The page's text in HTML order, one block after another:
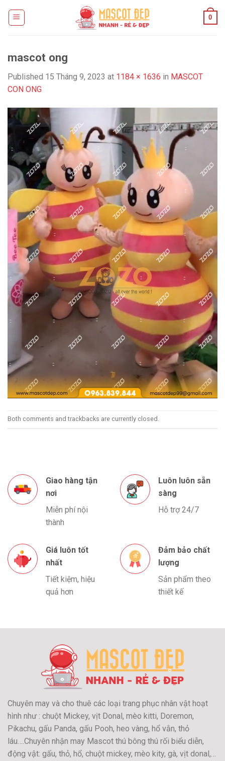
0
mascot ong
Published 15 Tháng 9, 2023 at 1184 × 1636 in MASCOT
CON ONG
Both comments and trackbacks are currently closed.
Giao hàng tận
nơi
Miễn phí nội
thành
Luôn luôn sẵn
sàng
Hỗ trợ 24/7
Giá luôn tốt
nhất
Tiết kiệm, hiệu
quả hơn
Đảm bảo chất
lượng
Sản phẩm theo
thiết kế
Chuyên may và cho thuê các loại trang phục nhân vật hoạt
hình như : chuột Mickey, vịt Donal, mèo kitti, Doremon,
Pikachu, gấu Panda, gấu Pooh, heo vàng, hổ vằn, thỏ
láu….Chuyên nhận may Mascot thú bông thú rối biểu diễn,
động vật: gấu, thỏ, hổ, chuột mickey, mèo kity, gà, vịt donal,…